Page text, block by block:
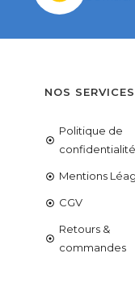
NOS SERVICES
Politique de
confidentialité
Mentions
CGV
Retours &
commandes